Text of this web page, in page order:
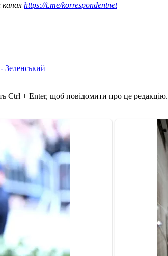
https://t.me/korrespondentnet
Зеленський
Ctrl + Enter, щоб повідомити про це редакцію.